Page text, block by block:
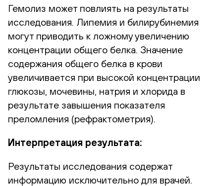
Гемолиз может повлиять на результаты
исследования. Липемия и билирубинемия
могут приводить к ложному увеличению
концентрации общего белка. Значение
содержания общего белка в крови
увеличивается при высокой концентрации
глюкозы, мочевины, натрия и хлорида в
результате завышения показателя
преломления (рефрактометрия).
Интерпретация результата:
Результаты исследования содержат
информацию исключительно для врачей.